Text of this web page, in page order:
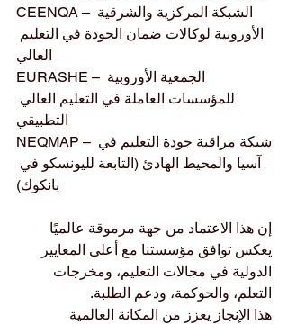
CEENQA – الشبكة المركزية والشرقية
الأوروبية لوكالات ضمان الجودة في التعليم
العالي
EURASHE – الجمعية الأوروبية
للمؤسسات العاملة في التعليم العالي
التطبيقي
NEQMAP – شبكة مراقبة جودة التعليم في
آسيا والمحيط الهادئ (التابعة لليونسكو في
بانكوك)
إن هذا الاعتماد من جهة مرموقة عالميًا
يعكس توافق مؤسستنا مع أعلى المعايير
الدولية في مجالات التعليم، ومخرجات
التعلم، والحوكمة، ودعم الطلبة.
هذا الإنجاز يعزز من المكانة العالمية